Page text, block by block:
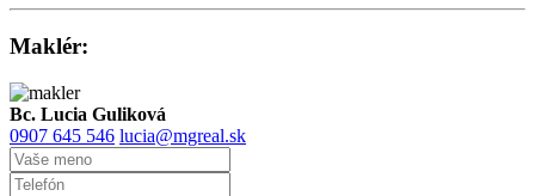
Maklér:
Bc. Lucia Guliková
0907 645 546 lucia@mgreal.sk